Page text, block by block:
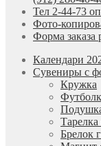
Тел 2-44-73
Фото-
Форма заказа
Календари
Сувениры с
Кружка
Брелок